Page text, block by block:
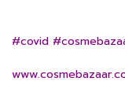
#covid